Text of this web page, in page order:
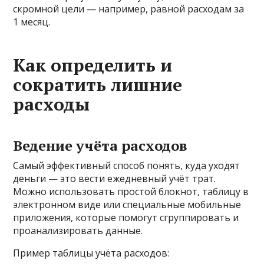
скромной цели — например, равной расходам за
1 месяц.
Как определить и
сократить лишние
расходы
Ведение учёта расходов
Самый эффективный способ понять, куда уходят
деньги — это вести ежедневный учёт трат.
Можно использовать простой блокнот, таблицу в
электронном виде или специальные мобильные
приложения, которые помогут сгруппировать и
проанализировать данные.
Пример таблицы учёта расходов: